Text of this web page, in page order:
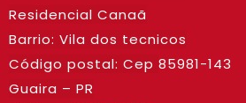
Residencial Canaã
Barrio: Vila dos tecnicos
Código postal: Cep 85981-143
Guaira – PR